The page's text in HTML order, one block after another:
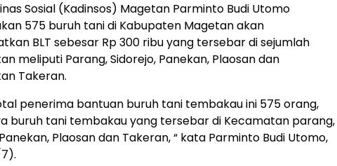
Sosial (Kadinsos) Magetan Parminto Budi Utomo
575 buruh tani di Kabupaten Magetan akan
BLT sebesar Rp 300 ribu yang tersebar di sejumlah
meliputi Parang, Sidorejo, Panekan, Plaosan dan
Takeran.
penerima bantuan buruh tani tembakau ini 575 orang,
buruh tani tembakau yang tersebar di Kecamatan parang,
Plaosan dan Takeran, “ kata Parminto Budi Utomo,